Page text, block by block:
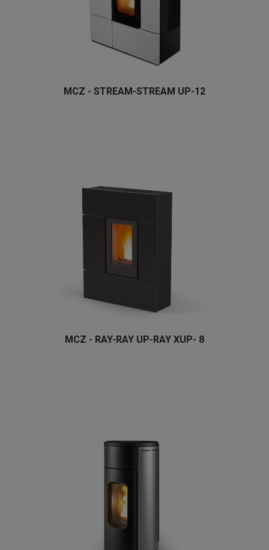
MCZ - STREAM-STREAM UP-12
MCZ - RAY-RAY UP-RAY XUP- 8